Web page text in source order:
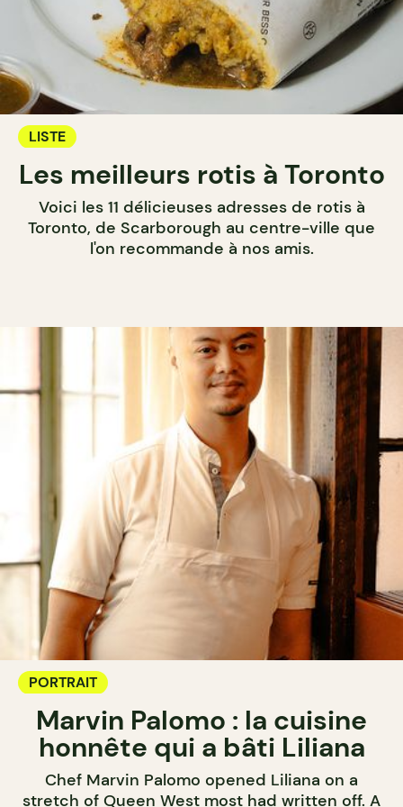
LISTE
Les meilleurs rotis à Toronto
Voici les 11 délicieuses adresses de rotis à
Toronto, de Scarborough au centre-ville que
l'on recommande à nos amis.
PORTRAIT
Marvin Palomo : la cuisine
honnête qui a bâti Liliana
Chef Marvin Palomo opened Liliana on a
stretch of Queen West most had written off. A